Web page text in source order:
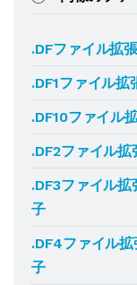
.DFファイル拡
.DF1ファイル拡
.DF10ファイル
.DF2ファイル拡
.DF3ファイル拡
子
.DF4ファイル拡
子